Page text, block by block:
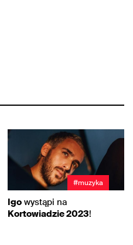
#muzyka
Igo wystąpi na
Kortowiadzie 2023!